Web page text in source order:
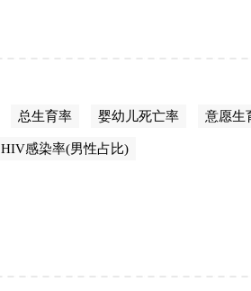
总生育率 婴幼儿死亡率 意愿生
HIV感染率(男性占比)